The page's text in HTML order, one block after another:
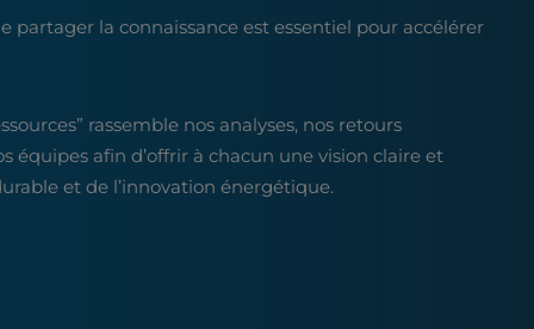
partager la connaissance est essentiel pour accélérer
rassemble nos analyses, nos retours
équipes afin d’offrir à chacun une vision claire et
et de l’innovation énergétique.